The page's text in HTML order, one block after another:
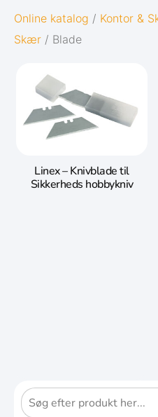
Giv dine noter
livet:
Diskret
5
Gå til
Online katalog / Kontor &
Skær / Blade
Linex – Knivblade til
Sikkerheds hobbykniv